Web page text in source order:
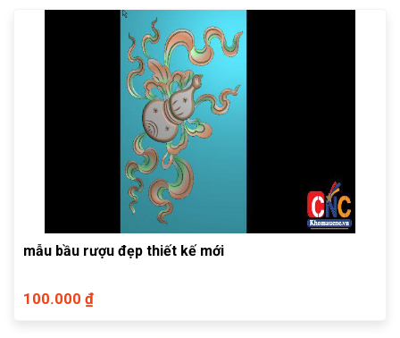
mẫu bầu rượu đẹp thiết kế mới
100.000 ₫